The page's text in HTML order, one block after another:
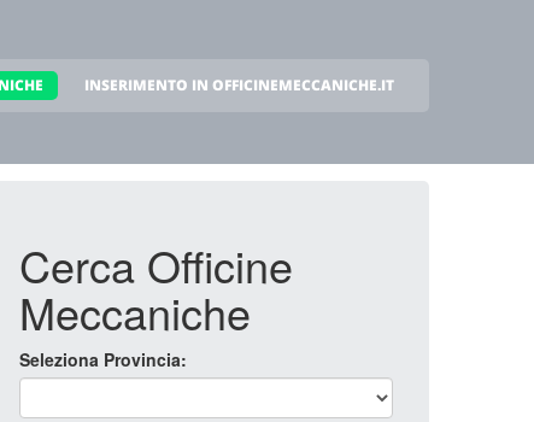
INSERIMENTO IN OFFICINEMECCANICHE.IT
Cerca Officine
Meccaniche
Seleziona Provincia: